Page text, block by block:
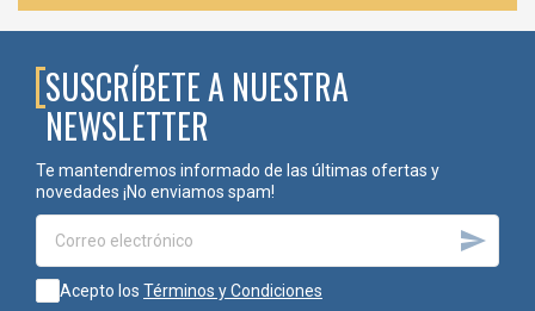
SUSCRÍBETE A NUESTRA
NEWSLETTER
Te mantendremos informado de las últimas ofertas y
novedades ¡No enviamos spam!

Acepto los Términos y Condiciones